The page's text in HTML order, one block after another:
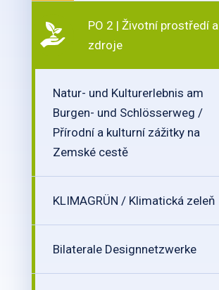
PO 2 | Životní prostředí a
zdroje
Natur- und Kulturerlebnis am
Burgen- und Schlösserweg /
Přírodní a kulturní zážitky na
Zemské cestě
KLIMAGRÜN / Klimatická zeleň
Bilaterale Designnetzwerke